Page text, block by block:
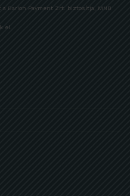
Barion Payment Zrt. biztosítja, MNB
el.